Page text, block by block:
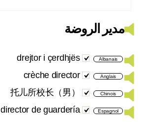
مدير الروضة
Albanais
drejtor i çerdhjës
Anglais
crèche director
Chinois
托儿所校长（男）
Espagnol
director de guardería